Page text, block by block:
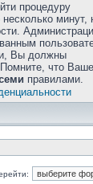
процедуру
несколько минут,
Вы должны
что Ваше
правилами.